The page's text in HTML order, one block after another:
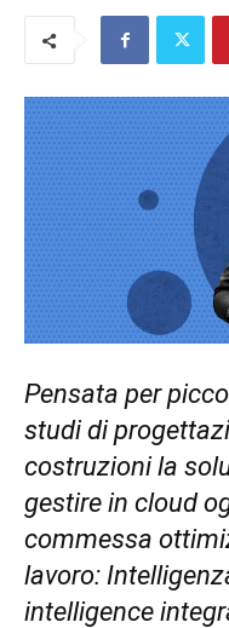
Pensata per
studi di
costruzioni la
gestire in cloud
commessa
lavoro:
intelligence